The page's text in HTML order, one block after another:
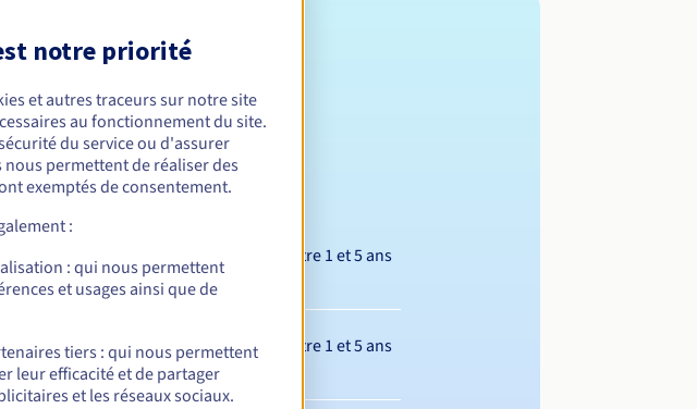
géographique.
Entre 1 et 5 ans
Entre 1 et 5 ans
notre priorité
et autres traceurs sur notre site
au fonctionnement du site.
du service ou d'assurer
permettent de réaliser des
exemptés de consentement.
:
: qui nous permettent
et usages ainsi que de
tiers : qui nous permettent
leur efficacité et de partager
et les réseaux sociaux.